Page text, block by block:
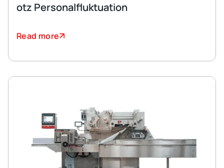
otz Personalfluktuation
Read more